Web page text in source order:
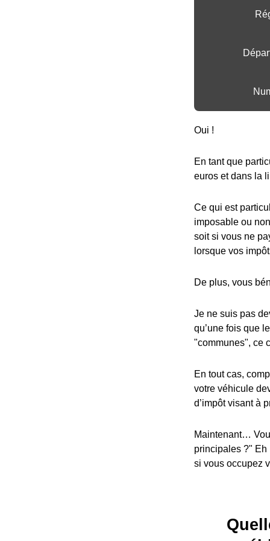
Oui !
En tant que
euros et dans la
Ce qui est
imposable ou
soit si vous ne
lorsque vos
De plus, vous
Je ne suis pas
qu’une fois que
"communes", ce
En tout cas,
votre véhicule
d’impôt visant à
Maintenant…
principales ?" Eh
si vous occupez